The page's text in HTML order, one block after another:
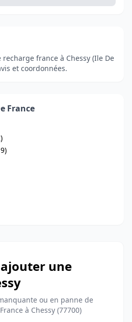
france à Chessy (Ile De
et coordonnées.
France
une
ou en panne de
à Chessy (77700)